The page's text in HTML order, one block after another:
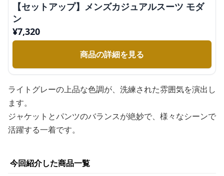
【セットアップ】メンズカジュアルスーツ モダ
ン
¥7,320
商品の詳細を見る
ライトグレーの上品な色調が、洗練された雰囲気を演出し
ます。
ジャケットとパンツのバランスが絶妙で、様々なシーンで
活躍する一着です。
今回紹介した商品一覧